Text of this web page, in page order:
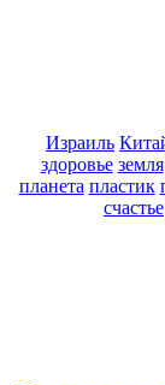
Израиль
здоровье земля
планета пластик
счастье